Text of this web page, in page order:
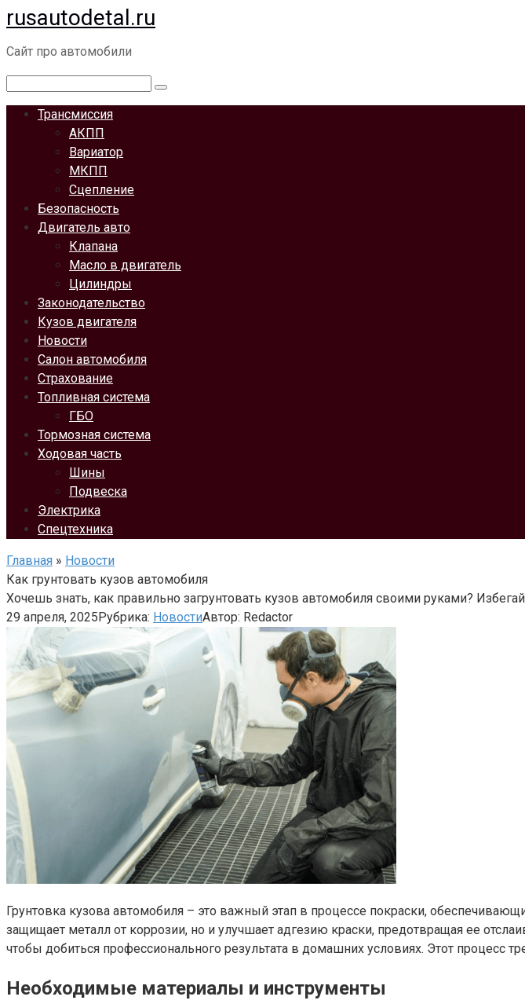
Перейти
к
контенту
rusautodetal.ru
Сайт про автомобили
Трансмиссия
АКПП
Вариатор
МКПП
Сцепление
Безопасность
Двигатель авто
Клапана
Масло в двигатель
Цилиндры
Законодательство
Кузов двигателя
Новости
Салон автомобиля
Страхование
Топливная система
ГБО
Тормозная система
Ходовая часть
Шины
Подвеска
Электрика
Спецтехника
Главная » Новости
Как грунтовать кузов автомобиля
Хочешь знать, как правильно загрунтовать кузов автомобиля своими руками?
29 апреля, 2025Рубрика: НовостиАвтор: Redactor
Грунтовка кузова автомобиля – это важный этап в процессе покраски,
защищает металл от коррозии, но и улучшает адгезию краски, предотвращая ее
чтобы добиться профессионального результата в домашних условиях. Этот процесс
Необходимые материалы и инструменты